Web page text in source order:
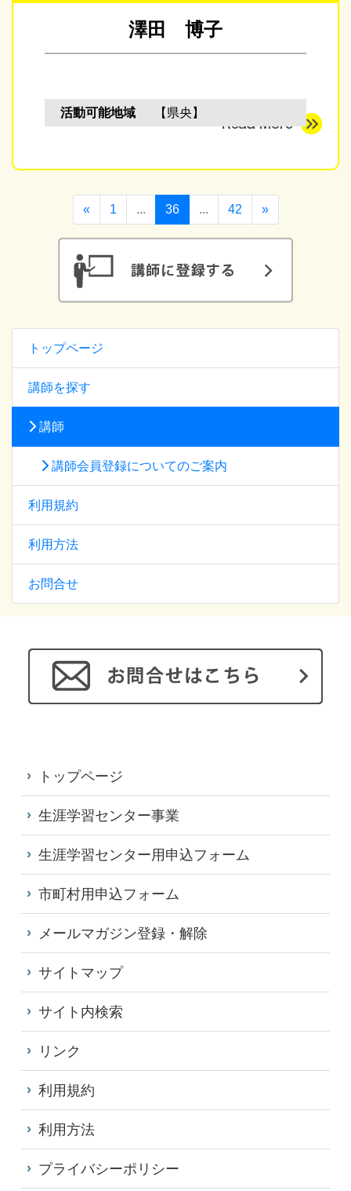
トップページ
講師を探す
講師
講師会員登録についてのご案内
利用規約
利用方法
お問合せ
澤田 博子
活動可能地域 【県央】
« 1 ... 36 ... 42 »
トップページ
生涯学習センター事業
生涯学習センター用申込フォーム
市町村用申込フォーム
メールマガジン登録・解除
サイトマップ
サイト内検索
リンク
利用規約
利用方法
プライバシーポリシー